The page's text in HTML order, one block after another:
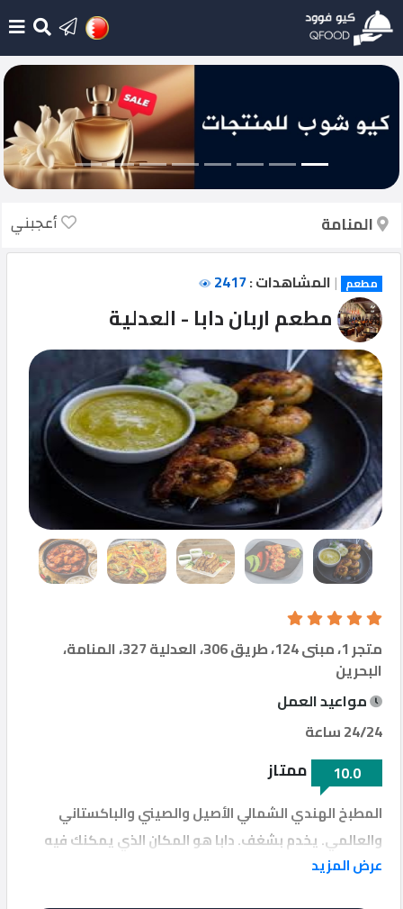
أضف
جديد
أحدث
الإضافات
تسجيل
الدخول
English
مطاعم
إتصل
بنا
Qfood.company
2023
المنامة أعجبني
مطعم | المشاهدات :2417
مطعم اربان دابا - العدلية
متجر 1، مبنى 124، طريق 306، العدلية 327، المنامة،
البحرين
مواعيد العمل
24/24 ساعة
10.0
ممتاز
المطبخ الهندي الشمالي الأصيل والصيني والباكستاني
والعالمي. يخدم بشغف. دابا هو المكان الذي يمكنك فيه
الحصول على النكهات الترابية واللذيذة مع أجواء مريحة.
عرض المزيد